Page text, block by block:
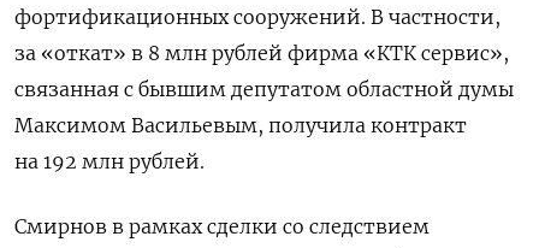
фортификационных сооружений. В частности,
за «откат» в 8 млн рублей фирма «КТК сервис»,
связанная с бывшим депутатом областной думы
Максимом Васильевым, получила контракт
на 192 млн рублей.
Смирнов в рамках сделки со следствием